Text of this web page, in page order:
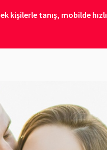
kişilerle tanış, mobilde hızlı